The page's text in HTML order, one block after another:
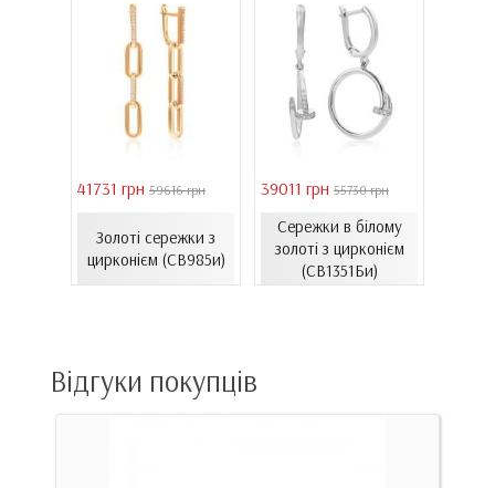
41731 грн 59616 грн
Золоті сережки з
цирконієм (СВ985и)
39011 грн 55730 грн
Сережки в білому
золоті з цирконієм
(СВ1351Би)
Відгуки покупців